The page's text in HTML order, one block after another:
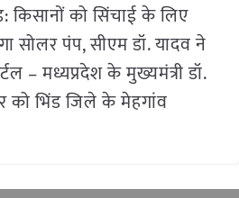
किसानों को सिंचाई के लिए
सोलर पंप, सीएम डॉ. यादव ने
– मध्यप्रदेश के मुख्यमंत्री डॉ.
को भिंड जिले के मेहगांव